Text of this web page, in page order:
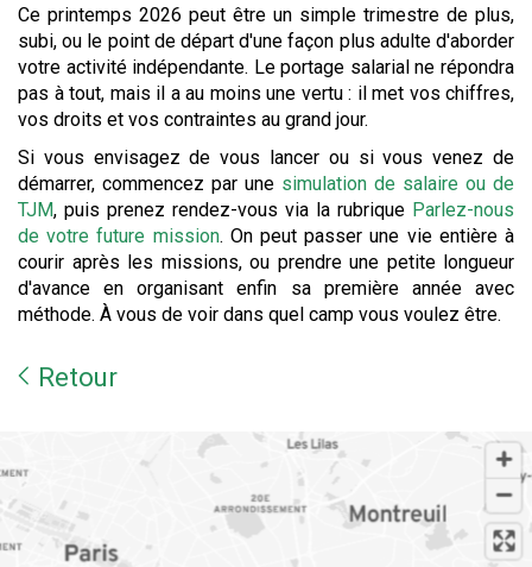
Ce printemps 2026 peut être un simple trimestre de plus,
subi, ou le point de départ d'une façon plus adulte d'aborder
votre activité indépendante. Le portage salarial ne répondra
pas à tout, mais il a au moins une vertu : il met vos chiffres,
vos droits et vos contraintes au grand jour.
Si vous envisagez de vous lancer ou si vous venez de
démarrer, commencez par une simulation de salaire ou de
TJM, puis prenez rendez-vous via la rubrique Parlez-nous
de votre future mission. On peut passer une vie entière à
courir après les missions, ou prendre une petite longueur
d'avance en organisant enfin sa première année avec
méthode. À vous de voir dans quel camp vous voulez être.
Retour